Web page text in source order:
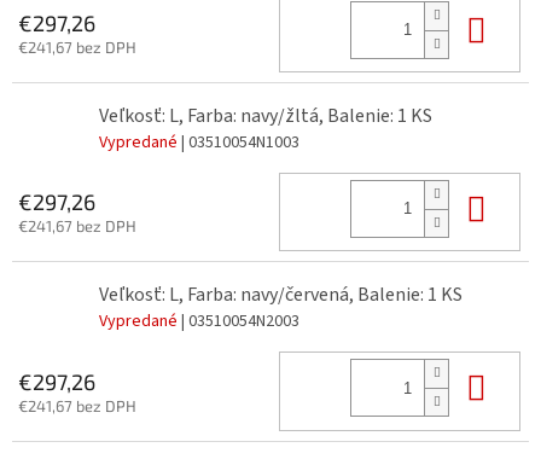
€297,26
€241,67 bez DPH
Veľkosť: L, Farba: navy/žltá, Balenie: 1 KS
Vypredané | 03510054N1003
€297,26
€241,67 bez DPH
Veľkosť: L, Farba: navy/červená, Balenie: 1 KS
Vypredané | 03510054N2003
€297,26
€241,67 bez DPH